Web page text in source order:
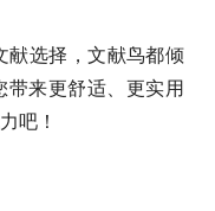
献选择，文献鸟都倾
带来更舒适、更实用
吧！